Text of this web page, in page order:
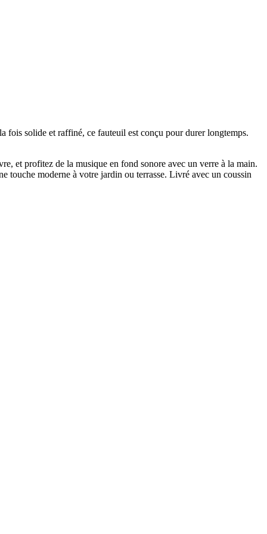
fois solide et raffiné, ce fauteuil est conçu pour durer longtemps.
et profitez de la musique en fond sonore avec un verre à la main.
touche moderne à votre jardin ou terrasse. Livré avec un coussin